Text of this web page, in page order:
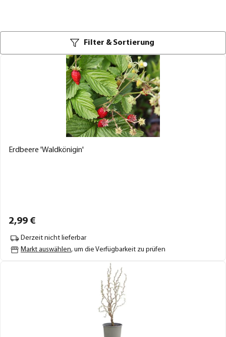
Filter & Sortierung
Erdbeere 'Waldkönigin'
2,99 €
Derzeit nicht lieferbar
Markt auswählen, um die Verfügbarkeit zu prüfen